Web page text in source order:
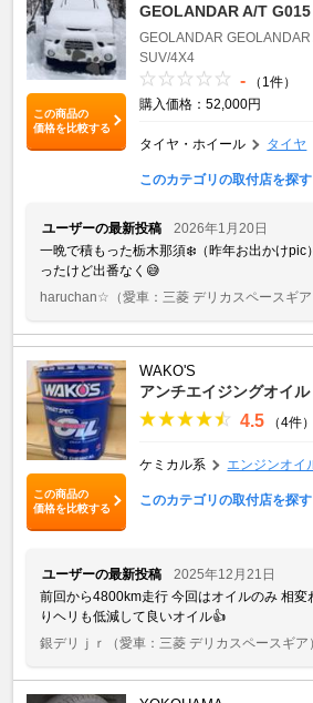
この商品の
価格を比較する
GEOLANDAR A/T
GEOLANDAR GEOLANDAR
SUV/4X4
-
（1件）
購入価格：52,000円
タイヤ・ホイール タイヤ
このカテゴリの取付店を探す
ユーザーの最新投稿
2026年1月20日
一晩で積もった栃木那須❄️（昨年お出かけpic
ったけど出番なく😅
haruchan☆ （愛車：三菱 デリカスペースギア
この商品の
価格を比較する
WAKO'S
アンチエイジングオイ
4.5 （4件）
ケミカル系 エンジンオイ
このカテゴリの取付店を探す
ユーザーの最新投稿
2025年12月21日
前回から4800km走行 今回はオイルのみ 相変
りヘリも低減して良いオイル👍
銀デリｊｒ
（愛車：三菱 デリカスペースギア）